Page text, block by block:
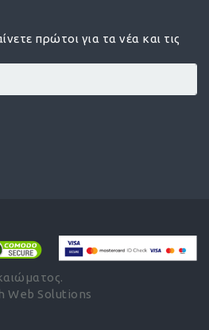
πρώτοι για τα νέα και τις
Web Solutions